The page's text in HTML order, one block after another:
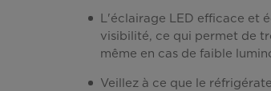
L'éclairage LED efficace et
visibilité, ce qui permet de
même en cas de faible
Veillez à ce que le